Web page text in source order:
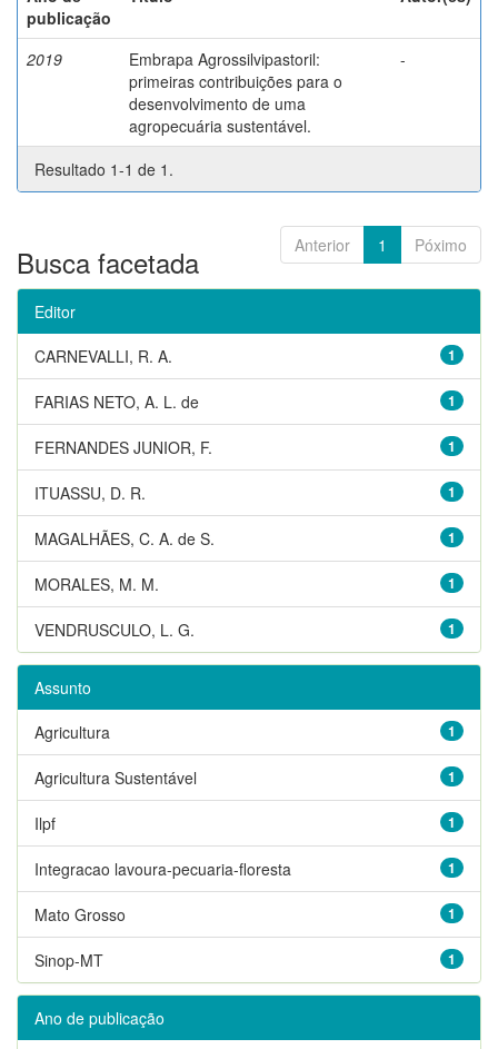
publicação
2019
Embrapa Agrossilvipastoril:
primeiras contribuições para o
desenvolvimento de uma
agropecuária sustentável.
-
Resultado 1-1 de 1.
Anterior 1 Póximo
Busca facetada
Editor
1
CARNEVALLI, R. A.
1
FARIAS NETO, A. L. de
1
FERNANDES JUNIOR, F.
1
ITUASSU, D. R.
1
MAGALHÃES, C. A. de S.
1
MORALES, M. M.
1
VENDRUSCULO, L. G.
Assunto
1
Agricultura
1
Agricultura Sustentável
1
Ilpf
1
Integracao lavoura-pecuaria-floresta
1
Mato Grosso
1
Sinop-MT
Ano de publicação